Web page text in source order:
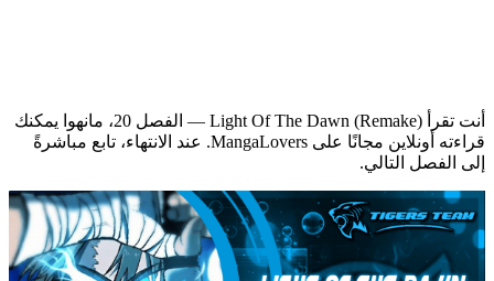
أنت تقرأ Light Of The Dawn (Remake) — الفصل 20، مانهوا يمكنك
قراءته أونلاين مجانًا على MangaLovers.
عند الانتهاء، تابع مباشرةً
إلى الفصل التالي.